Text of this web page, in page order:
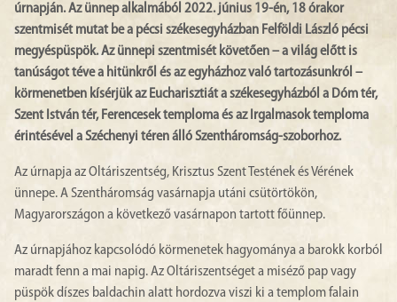
úrnapján. Az ünnep alkalmából 2022. június 19-én, 18 órakor
szentmisét mutat be a pécsi székesegyházban Felföldi László pécsi
megyéspüspök. Az ünnepi szentmisét követően – a világ előtt is
tanúságot téve a hitünkről és az egyházhoz való tartozásunkról –
körmenetben kísérjük az Eucharisztiát a székesegyházból a Dóm tér,
Szent István tér, Ferencesek temploma és az Irgalmasok temploma
érintésével a Széchenyi téren álló Szentháromság-szoborhoz.
Az úrnapja az Oltáriszentség, Krisztus Szent Testének és Vérének
ünnepe. A Szentháromság vasárnapja utáni csütörtökön,
Magyarországon a következő vasárnapon tartott főünnep.
Az úrnapjához kapcsolódó körmenetek hagyománya a barokk korból
maradt fenn a mai napig. Az Oltáriszentséget a miséző pap vagy
püspök díszes baldachin alatt hordozva viszi ki a templom falain